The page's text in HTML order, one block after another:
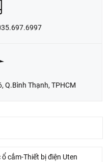
Q.Bình Thạnh, TPHCM
cắm-Thiết bị điện Uten